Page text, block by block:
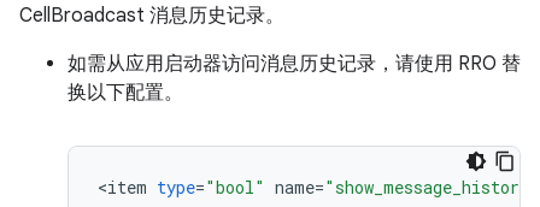
CellBroadcast 消息历史记录。
如需从应用启动器访问消息历史记录，请使用 RRO 替
换以下配置。
<item type="bool" name=